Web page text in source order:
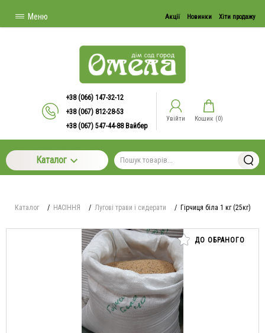
Меню Акції Новинки Хіти продажу
+38 (066) 147-32-12
+38 (067) 812-28-53
+38 (067) 547-44-88 Вайбер
Увійти Кошик (0)
Каталог
Каталог / НАСІННЯ / Лугові трави і сидерати / Гірчиця біла 1 кг (25кг)
ДО ОБРАНОГО